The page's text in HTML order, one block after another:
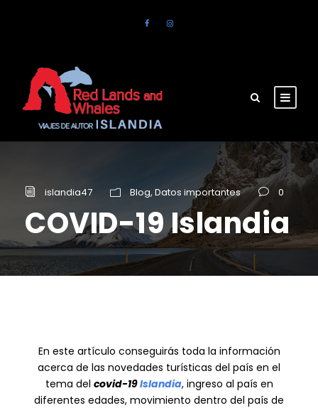
islandia47 Blog,Datos importantes 0
COVID-19 Islandia
En este artículo conseguirás toda la información
acerca de las novedades turísticas del país en el
tema del covid-19Islandia, ingreso al país en
diferentes edades, movimiento dentro del país de